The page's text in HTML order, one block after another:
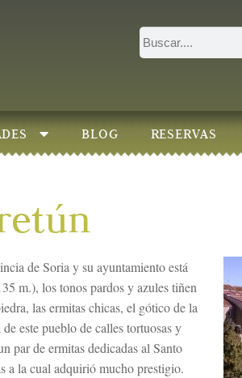
BLOG RESERVAS
de Soria y su ayuntamiento está
m.), los tonos pardos y azules tiñen
las ermitas chicas, el gótico de la
este pueblo de calles tortuosas y
par de ermitas dedicadas al Santo
a la cual adquirió mucho prestigio.